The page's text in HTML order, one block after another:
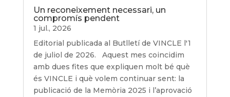
Un reconeixement necessari, un
compromís pendent
1 jul., 2026
Editorial publicada al Butlletí de VINCLE l'1
de juliol de 2026. Aquest mes coincidim
amb dues fites que expliquen molt bé què
és VINCLE i què volem continuar sent: la
publicació de la Memòria 2025 i l’aprovació